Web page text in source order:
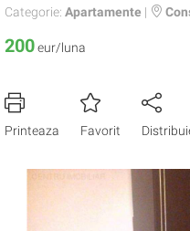
Categorie: Apartamente |
200eur/luna
Printeaza Favorit